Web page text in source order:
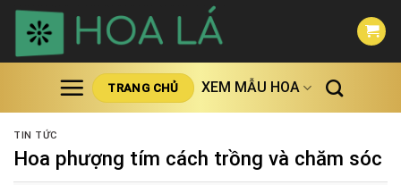
Skip
content
TRANG CHỦ XEM MẪU HOA
TIN TỨC
Hoa phượng tím cách trồng và chăm sóc